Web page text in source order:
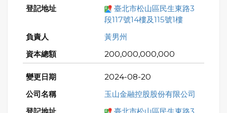
臺北市松山區民生東路3
段117號14樓及115號1樓
黃男州
200,000,000,000
2024-08-20
玉山金融控股股份有限公司